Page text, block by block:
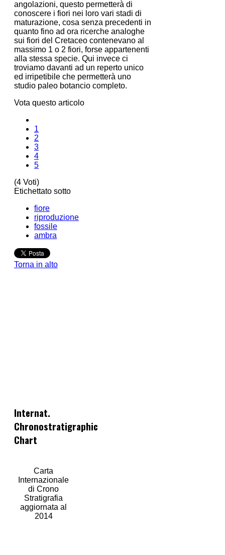
angolazioni, questo permetterà di
conoscere i fiori nei loro vari stadi di
maturazione, cosa senza precedenti in
quanto fino ad ora ricerche analoghe
sui fiori del Cretaceo contenevano al
massimo 1 o 2 fiori, forse appartenenti
alla stessa specie. Qui invece ci
troviamo davanti ad un reperto unico
ed irripetibile che permetterà uno
studio paleo botancio completo.
Vota questo articolo
1
2
3
4
5
(4 Voti)
Etichettato sotto
fiore
riproduzione
fossile
ambra
Torna in alto
Internat.
Chronostratigraphic
Chart
Carta
Internazionale
di Crono
Stratigrafia
aggiornata al
2014